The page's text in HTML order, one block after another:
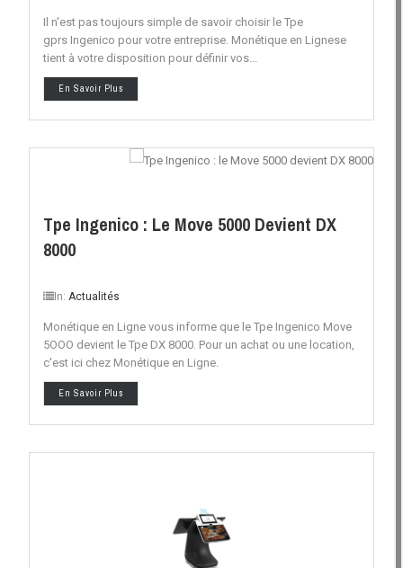
Il n'est pas toujours simple de savoir choisir le Tpe
gprs Ingenico pour votre entreprise. Monétique en Lignese
tient à votre disposition pour définir vos...
En Savoir Plus
Tpe Ingenico : Le Move 5000 Devient DX
8000
In:Actualités
Monétique en Ligne vous informe que le Tpe Ingenico Move
5OOO devient le Tpe DX 8000. Pour un achat ou une location,
c'est ici chez Monétique en Ligne.
En Savoir Plus